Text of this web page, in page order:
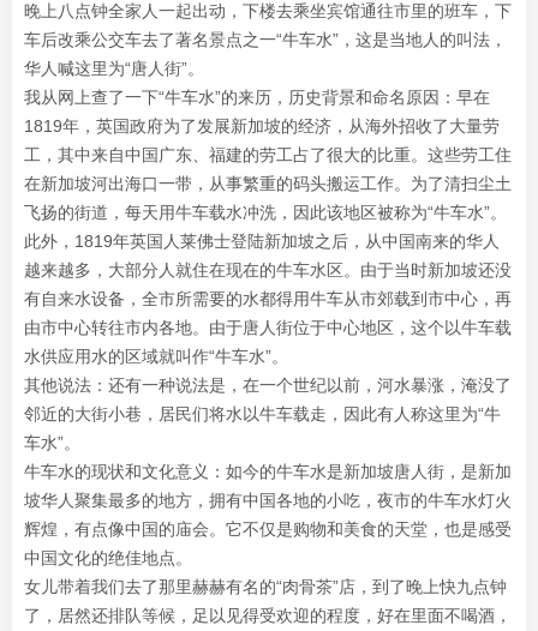
晚上八点钟全家人一起出动，下楼去乘坐宾馆通往市里的班车，下
车后改乘公交车去了著名景点之一“牛车水”，这是当地人的叫法，
华人喊这里为“唐人街”。
我从网上查了一下“牛车水”的来历，历史背景和命名原因：早在
1819年，英国政府为了发展新加坡的经济，从海外招收了大量劳
工，其中来自中国广东、福建的劳工占了很大的比重。这些劳工住
在新加坡河出海口一带，从事繁重的码头搬运工作。为了清扫尘土
飞扬的街道，每天用牛车载水冲洗，因此该地区被称为“牛车水”。
此外，1819年英国人莱佛士登陆新加坡之后，从中国南来的华人
越来越多，大部分人就住在现在的牛车水区。由于当时新加坡还没
有自来水设备，全市所需要的水都得用牛车从市郊载到市中心，再
由市中心转往市内各地。由于唐人街位于中心地区，这个以牛车载
水供应用水的区域就叫作“牛车水”。
其他说法：还有一种说法是，在一个世纪以前，河水暴涨，淹没了
邻近的大街小巷，居民们将水以牛车载走，因此有人称这里为“牛
车水”。
牛车水的现状和文化意义：如今的牛车水是新加坡唐人街，是新加
坡华人聚集最多的地方，拥有中国各地的小吃，夜市的牛车水灯火
辉煌，有点像中国的庙会。它不仅是购物和美食的天堂，也是感受
中国文化的绝佳地点。
女儿带着我们去了那里赫赫有名的“肉骨茶”店，到了晚上快九点钟
了，居然还排队等候，足以见得受欢迎的程度，好在里面不喝酒，